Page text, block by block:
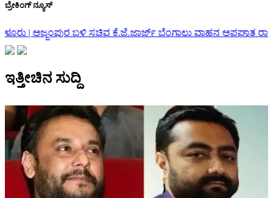
ಬ್ರೇಕಿಂಗ್ ನ್ಯೂಸ್
ಬೆಂಗಾಲು ವಾಹನ ಅಪಘಾತರಾಜೀನಾಮೆ ವಾಪಸ್ ಪಡೆದ ಇಂಡಿ
ಇತ್ತೀಚಿನ ಸುದ್ದಿ